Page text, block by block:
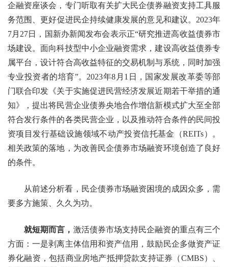
企融资座谈会，专门听取有关扩大民企债券融资支持工具服
务范围、更好促进民企持续健康发展的意见和建议。2023年
7月27日，国新办新闻发布会表示正“研究推进高收益债券市
场建设。面向科技型中小企业融资需求，建设高收益债券专
属平台，设计符合高收益特征的交易机制与系统，同时加强
专业投资者的培育”。2023年8月1日，国家发展改革委等部
门联合印发《关于实施促进民营经济发展近期若干举措的通
知》，提出将民营企业债券央地合作增信新模式扩大至全部
符合发行条件的各类民营企业，以及推动符合条件的民间投
资项目发行基础设施领域不动产投资信托基金（REITs）。
相关政策的落地，为改善民企债券市场融资环境创造了良好
的条件。
从前述分析看，民企债券市场融资困境的成因众多，需
要多方施策、久久为功。
就短期而言， 激活债券市场支持民企融资的重点有三个
方面：一是剥离主体信用和资产信用，鼓励民企多做资产证
券化融资，包括商业房地产抵押贷款支持证券（CMBS）、